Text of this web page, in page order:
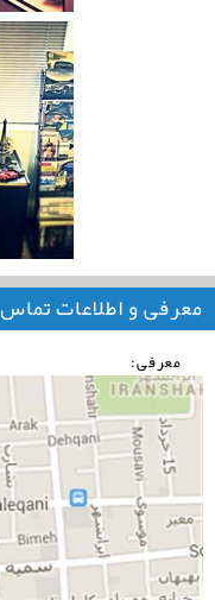
معرفی و اطلاعات تماس
معرفی: